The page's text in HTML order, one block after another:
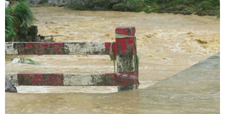
phát hiện sớm nguy cơ đại dịch
06/08/2026 22:30
Tây Ban Nha: 100 người thiệt mạng
trong vụ vượt biển ồ ạt vào Ceuta
06/08/2026 16:03